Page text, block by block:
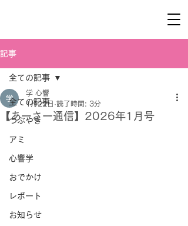
記事
全ての記事
つぶやき
アミ
心響学
おでかけ
レポート
お知らせ
全ての記事
【あーさー通信】2026年1月号
学 心響
1月22日 読了時間: 3分